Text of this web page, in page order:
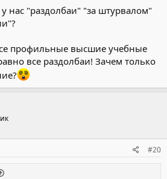
нас "раздолбаи" "за штурвалом"
профильные высшие учебные
все раздолбаи! Зачем только
#20